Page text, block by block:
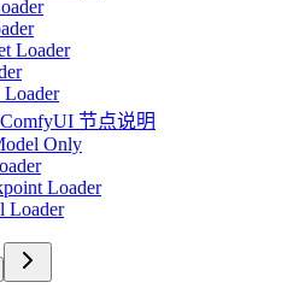
Loader
节点说明
Only
Loader
Loader